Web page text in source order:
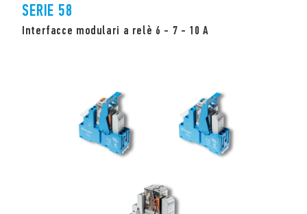
SERIE 58
Interfacce modulari a relè 6 - 7 - 10 A